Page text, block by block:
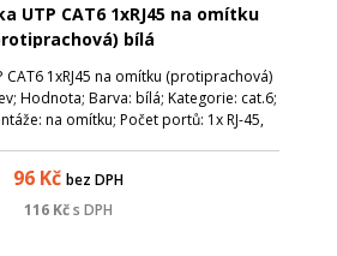
UTP CAT6 1xRJ45 na omítku
bílá
CAT6 1xRJ45 na omítku (protiprachová)
Hodnota; Barva: bílá; Kategorie: cat.6;
na omítku; Počet portů: 1x RJ-45,
96 Kč bez DPH
116 Kčs DPH